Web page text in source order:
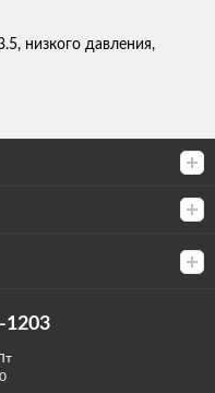
низкого давления,
1203